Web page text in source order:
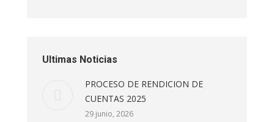
Ultimas Noticias
PROCESO DE RENDICION DE
CUENTAS 2025
29 junio, 2026